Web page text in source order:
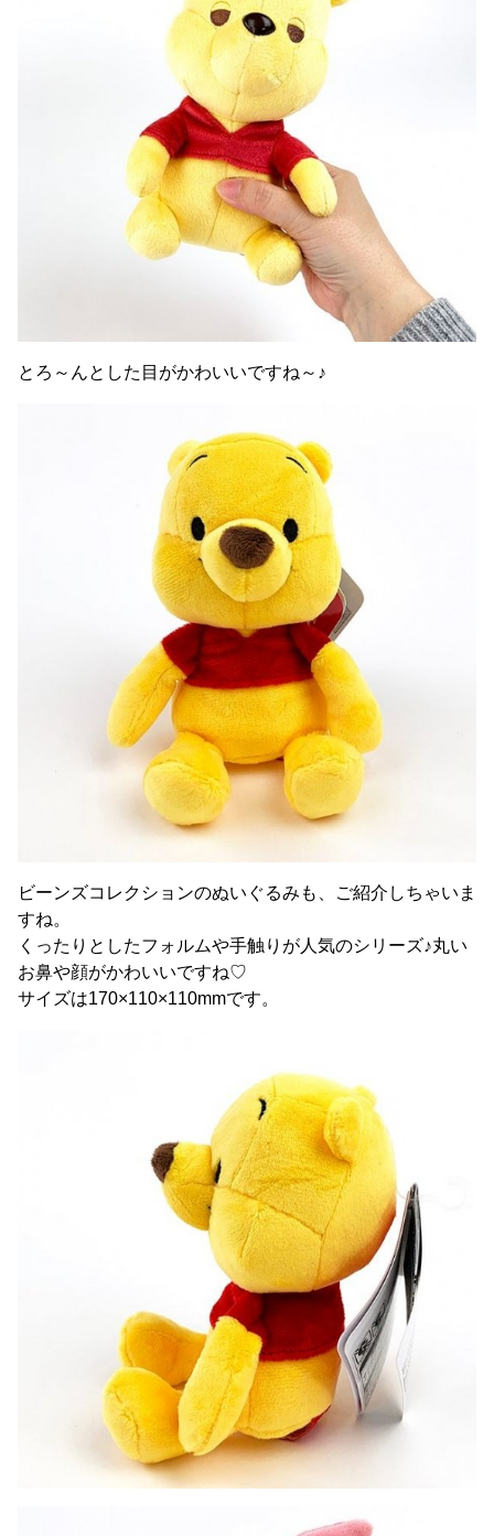
とろ～んとした目がかわいいですね～♪
ビーンズコレクションのぬいぐるみも、ご紹介しちゃいま
すね。
くったりとしたフォルムや手触りが人気のシリーズ♪丸い
お鼻や顔がかわいいですね♡
サイズは170×110×110mmです。